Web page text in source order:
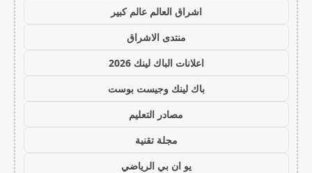
اشراق العالم عالم كبير
منتدى الاشراق
اعلانات الباك لينك 2026
باك لينك وجيست بوست
مصادر التعليم
مجلة تقنية
يو ان بي الرياضي